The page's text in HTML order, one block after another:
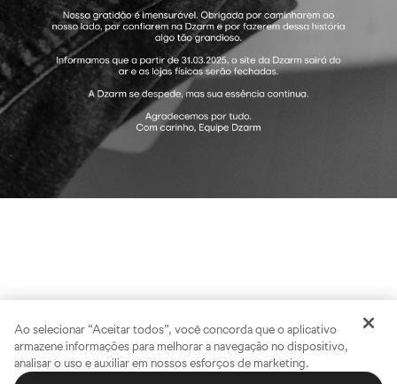
Ao selecionar “Aceitar todos”, você concorda que o aplicativo
armazene informações para melhorar a navegação no dispositivo,
analisar o uso e auxiliar em nossos esforços de marketing.